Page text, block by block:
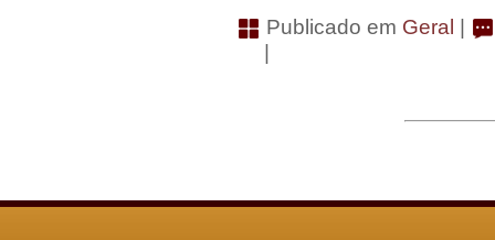
Publicado em Geral |
|